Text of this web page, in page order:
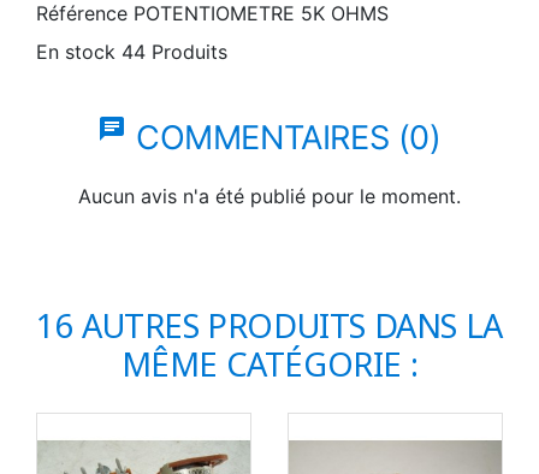
Référence POTENTIOMETRE 5K OHMS
En stock 44 Produits
chat COMMENTAIRES (0)
Aucun avis n'a été publié pour le moment.
16 AUTRES PRODUITS DANS LA
MÊME CATÉGORIE :